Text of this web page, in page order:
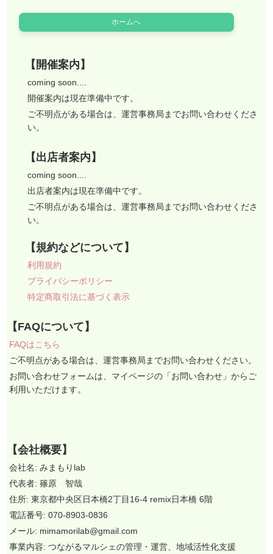
ホームへ
【開催案内】
coming soon....
開催案内は現在準備中です。
ご不明点がある場合は、運営事務局までお問い合わせくださ
い。
【出店者案内】
coming soon....
出店者案内は現在準備中です。
ご不明点がある場合は、運営事務局までお問い合わせくださ
い。
【規約などについて】
利用規約
プライバシーポリシー
特定商取引法に基づく表示
【FAQについて】
FAQはこちら
ご不明点がある場合は、運営事務局までお問い合わせください。
お問い合わせフォームは、マイページの「お問い合わせ」からご
利用いただけます。
【会社概要】
会社名: みまもりlab
代表者: 篠原 智哉
住所: 東京都中央区日本橋2丁目16-4 remix日本橋 6階
電話番号: 070-8903-0836
メール: mimamorilab@gmail.com
事業内容: つながるマルシェの管理・運営、地域活性化支援